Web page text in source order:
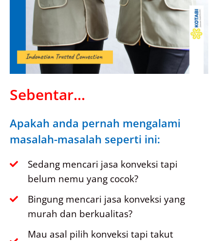
Sebentar...
Apakah anda pernah mengalami
masalah-masalah seperti ini:
Sedang mencari jasa konveksi tapi
belum nemu yang cocok?
Bingung mencari jasa konveksi yang
murah dan berkualitas?
Mau asal pilih konveksi tapi takut